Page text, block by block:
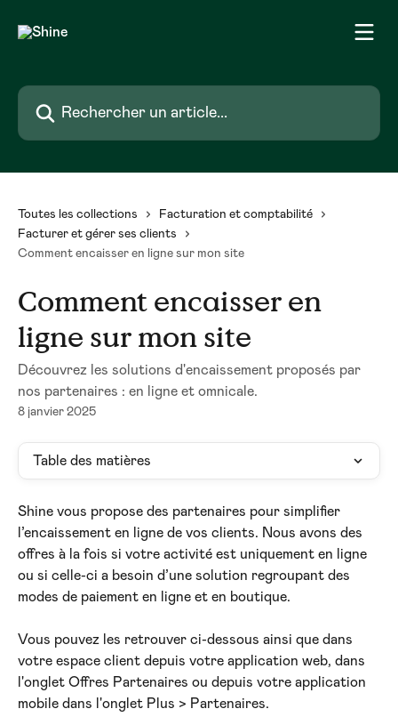
Rechercher un article...
Toutes les collections
Facturation et comptabilité
Facturer et gérer ses clients
Comment encaisser en ligne sur mon site
Comment encaisser en
ligne sur mon site
Découvrez les solutions d'encaissement proposés par
nos partenaires : en ligne et omnicale.
8 janvier 2025
Table des matières
Shine vous propose des partenaires pour simplifier
l’encaissement en ligne de vos clients. Nous avons des
offres à la fois si votre activité est uniquement en ligne
ou si celle-ci a besoin d’une solution regroupant des
modes de paiement en ligne et en boutique.
Vous pouvez les retrouver ci-dessous ainsi que dans
votre espace client depuis votre application web, dans
l'onglet Offres Partenaires ou depuis votre application
mobile dans l'onglet Plus > Partenaires.